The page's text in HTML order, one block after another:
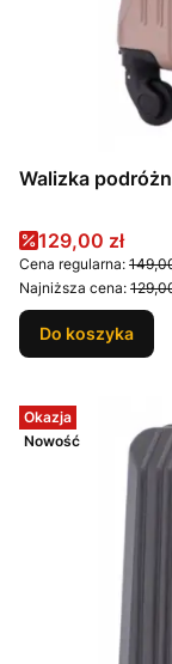
Walizka
Cena
129,00 zł
Cena regularna:
Najniższa cena:
Do koszyka
Okazja
Nowość